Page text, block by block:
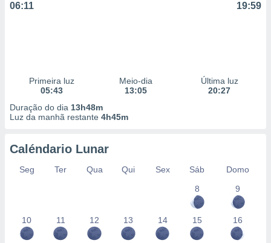
06:11 19:59
Primeira luz
05:43
Meio-dia
13:05
Última luz
20:27
Duração do dia 13h48m
Luz da manhã restante 4h45m
Caléndario Lunar
Seg Ter Qua Qui Sex Sáb
Domo
8
9
10 11 12 13 14 15 16